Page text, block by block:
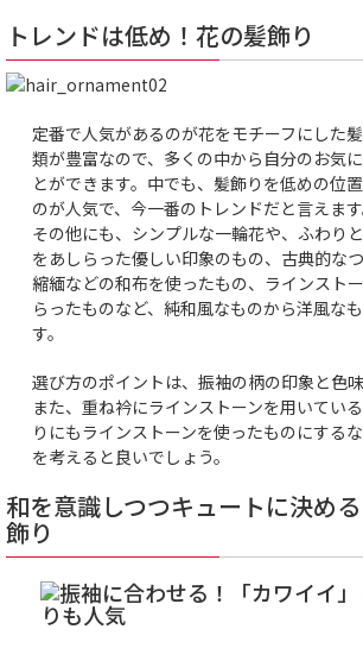
トレンドは低め！花の髪飾り
定番で人気があるのが花をモチーフにした
類が豊富なので、多くの中から自分のお気
とができます。中でも、髪飾りを低めの位
のが人気で、今一番のトレンドだと言えます
その他にも、シンプルな一輪花や、ふわり
をあしらった優しい印象のもの、古典的な
縮緬などの和布を使ったもの、ラインスト
らったものなど、純和風なものから洋風な
す。
選び方のポイントは、振袖の柄の印象と色
また、重ね衿にラインストーンを用いてい
りにもラインストーンを使ったものにする
を考えると良いでしょう。
和を意識しつつキュートに決め
飾り